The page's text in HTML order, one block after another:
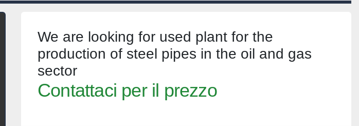
We are looking for used plant for the
production of steel pipes in the oil and gas
sector
Contattaci per il prezzo